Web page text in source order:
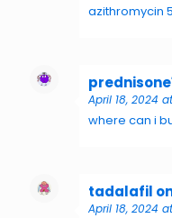
azithromycin
April 18, 2024
where can i
tadalafil
April 18, 2024